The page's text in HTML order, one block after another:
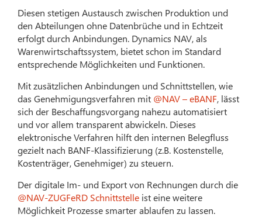
Diesen stetigen Austausch zwischen Produktion und
den Abteilungen ohne Datenbrüche und in Echtzeit
erfolgt durch Anbindungen. Dynamics NAV, als
Warenwirtschaftssystem, bietet schon im Standard
entsprechende Möglichkeiten und Funktionen.
Mit zusätzlichen Anbindungen und Schnittstellen, wie
das Genehmigungsverfahren mit @NAV – eBANF, lässt
sich der Beschaffungsvorgang nahezu automatisiert
und vor allem transparent abwickeln. Dieses
elektronische Verfahren hilft den internen Belegfluss
gezielt nach BANF-Klassifizierung (z.B. Kostenstelle,
Kostenträger, Genehmiger) zu steuern.
Der digitale Im- und Export von Rechnungen durch die
@NAV-ZUGFeRD Schnittstelle ist eine weitere
Möglichkeit Prozesse smarter ablaufen zu lassen.